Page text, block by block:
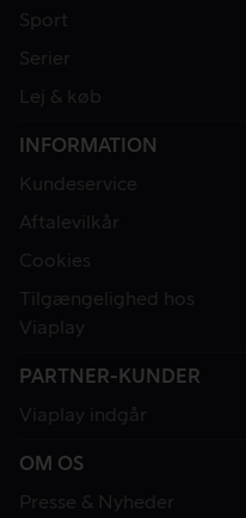
Sport
Serier
Lej & køb
INFORMATION
Kundeservice
Aftalevilkår
Cookies
Tilgængelighed hos
Viaplay
PARTNER-KUNDER
Viaplay indgår
OM OS
Presse & Nyheder